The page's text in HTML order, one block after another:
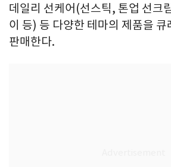
데일리 선케어(선스틱, 톤업 선크
이 등) 등 다양한 테마의 제품을 큐
판매한다.